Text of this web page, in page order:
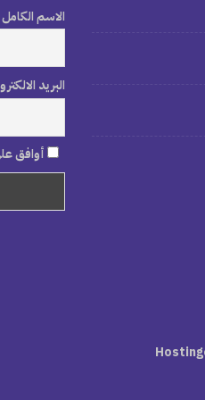
الاسم الكامل
البريد
أوافق